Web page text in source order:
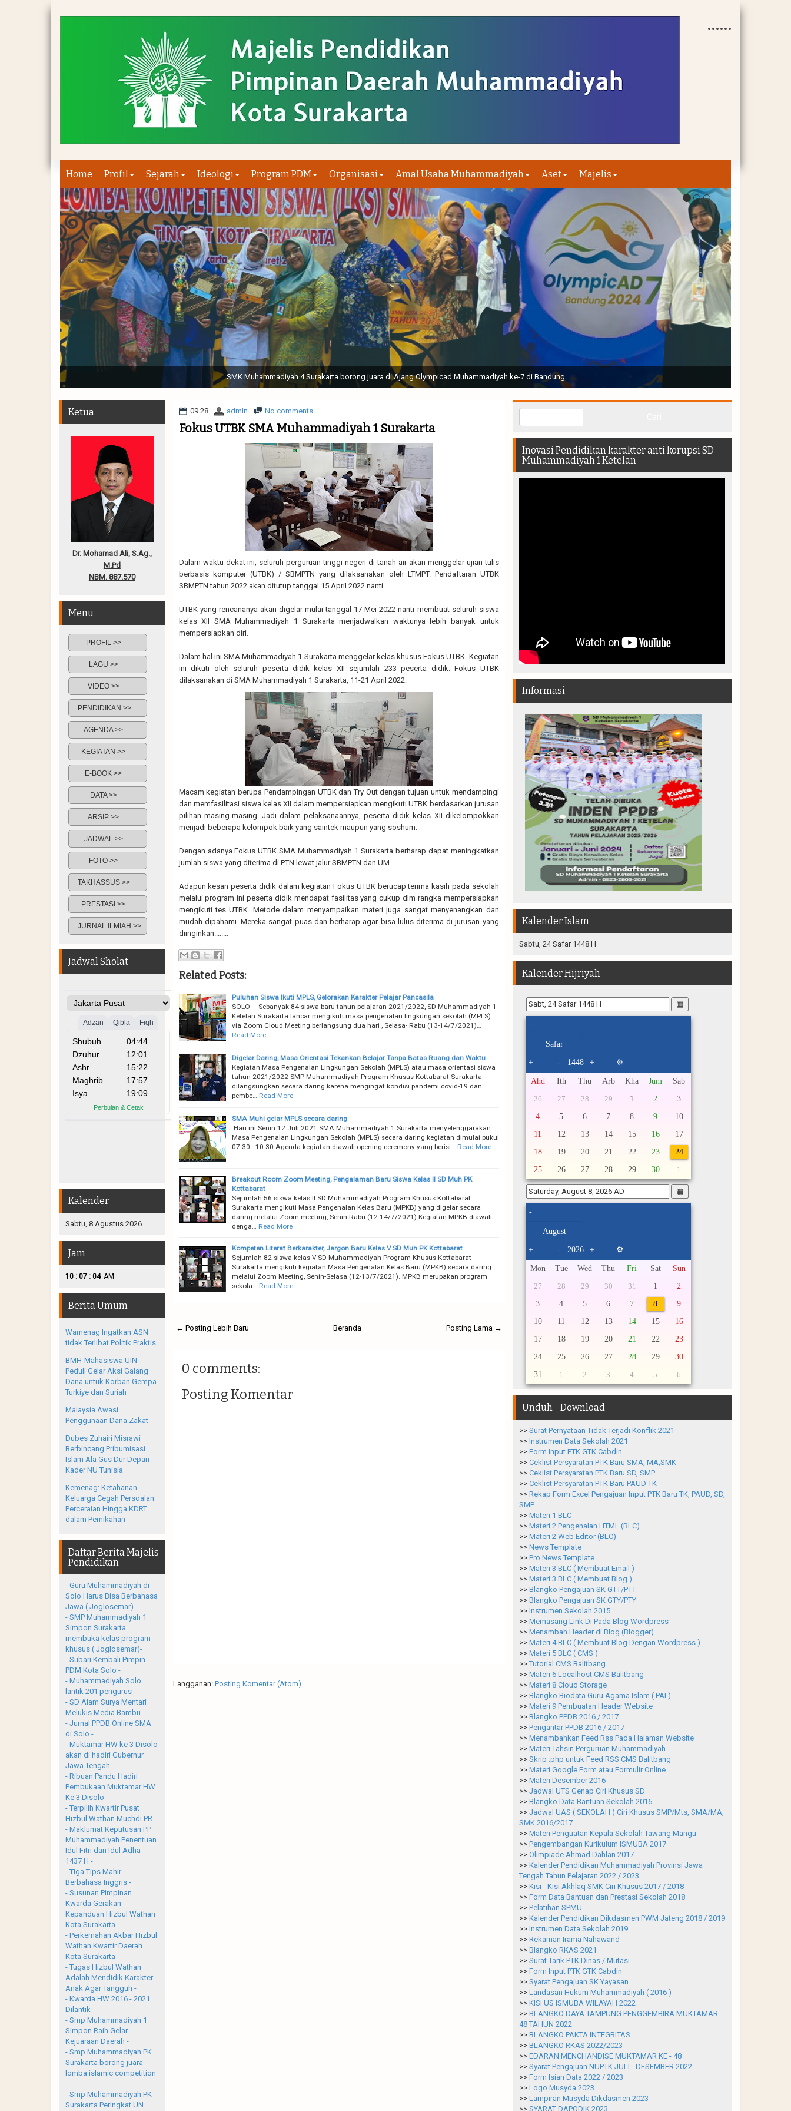
Home Profil Sejarah Ideologi Program PDM Organisasi Amal Usaha Muhammadiyah Aset Majelis
Sabtu, 19 November 2022. (dari kiri) Pertunjukan Tapak Suci Perguruan Muhammadiyah ( TSPM ) di Stadion Manahan Solo || Ir. H. Joko Widodo selaku Presiden RI membuka Acara Muktamar
Muhammadiyah 48 || Pertunjukan bendera dan tari memukau seluruh Muktamar dan Muktamirin yang hadir di dalam stadion
09.28 admin No comments
Fokus UTBK SMA Muhammadiyah 1 Surakarta
Dalam waktu dekat ini, seluruh perguruan tinggi negeri di tanah air akan menggelar ujian tulis
berbasis komputer (UTBK) / SBMPTN yang dilaksanakan oleh LTMPT. Pendaftaran UTBK
SBMPTN tahun 2022 akan ditutup tanggal 15 April 2022 nanti.
UTBK yang rencananya akan digelar mulai tanggal 17 Mei 2022 nanti membuat seluruh siswa
kelas XII SMA Muhammadiyah 1 Surakarta menjadwalkan waktunya lebih banyak untuk
mempersiapkan diri.
Dalam hal ini SMA Muhammadiyah 1 Surakarta menggelar kelas khusus Fokus UTBK. Kegiatan
ini dikuti oleh seluruh peserta didik kelas XII sejumlah 233 peserta didik. Fokus UTBK
dilaksanakan di SMA Muhammadiyah 1 Surakarta, 11-21 April 2022.
Macam kegiatan berupa Pendampingan UTBK dan Try Out dengan tujuan untuk mendampingi
dan memfasilitasi siswa kelas XII dalam mempersiapkan mengikuti UTBK berdasarkan jurusan
pilihan masing-masing. Jadi dalam pelaksanaannya, peserta didik kelas XII dikelompokkan
menjadi beberapa kelompok baik yang saintek maupun yang soshum.
Dengan adanya Fokus UTBK SMA Muhammadiyah 1 Surakarta berharap dapat meningkatkan
jumlah siswa yang diterima di PTN lewat jalur SBMPTN dan UM.
Adapun kesan peserta didik dalam kegiatan Fokus UTBK berucap terima kasih pada sekolah
melalui program ini peserta didik mendapat fasilitas yang cukup dlm rangka mempersiapkan
mengikuti tes UTBK. Metode dalam menyampaikan materi juga sangat menyenangkan dan
mudah dipahami. Mereka sangat puas dan berharap agar bisa lulus diterima di jurusan yang
diinginkan........
Related Posts:
Puluhan Siswa Ikuti MPLS, Gelorakan Karakter Pelajar Pancasila
SOLO – Sebanyak 84 siswa baru tahun pelajaran 2021/2022, SD Muhammadiyah 1
Ketelan Surakarta lancar mengikuti masa pengenalan lingkungan sekolah (MPLS)
via Zoom Cloud Meeting berlangsung dua hari , Selasa- Rabu (13-14/7/2021)…
Read More
Digelar Daring, Masa Orientasi Tekankan Belajar Tanpa Batas Ruang dan Waktu
Kegiatan Masa Pengenalan Lingkungan Sekolah (MPLS) atau masa orientasi siswa
tahun 2021/2022 SMP Muhammadiyah Program Khusus Kottabarat Surakarta
dilangsungkan secara daring karena mengingat kondisi pandemi covid-19 dan
pembe…
Read More
SMA Muhi gelar MPLS secara daring
Hari ini Senin 12 Juli 2021 SMA Muhammadiyah 1 Surakarta menyelenggarakan
Masa Pengenalan Lingkungan Sekolah (MPLS) secara daring kegiatan dimulai pukul
07.30 - 10.30 Agenda kegiatan diawali opening ceremony yang berisi…
Read More
Breakout Room Zoom Meeting, Pengalaman Baru Siswa Kelas II SD Muh PK
Kottabarat
Sejumlah 56 siswa kelas II SD Muhammadiyah Program Khusus Kottabarat
Surakarta mengikuti Masa Pengenalan Kelas Baru (MPKB) yang digelar secara
daring melalui Zoom meeting, Senin-Rabu (12-14/7/2021).Kegiatan MPKB diawali
denga…
Read More
Kompeten Literat Berkarakter, Jargon Baru Kelas V SD Muh PK Kottabarat
Sejumlah 82 siswa kelas V SD Muhammadiyah Program Khusus Kottabarat
Surakarta mengikuti kegiatan Masa Pengenalan Kelas Baru (MPKB) secara daring
melalui Zoom Meeting, Senin-Selasa (12-13/7/2021). MPKB merupakan program
sekola…
Read More
← Posting Lebih Baru Posting Lama →
Beranda
0 comments:
Posting Komentar
Langganan: Posting Komentar (Atom)
Ketua
Dr. Mohamad Ali, S.Ag.,
M.Pd
NBM. 887.570
Menu
PROFIL >>
LAGU >>
VIDEO >>
PENDIDIKAN >>
AGENDA >>
KEGIATAN >>
E-BOOK >>
DATA >>
ARSIP >>
JADWAL >>
FOTO >>
TAKHASSUS >>
PRESTASI >>
JURNAL ILMIAH >>
Jadwal Sholat
Kalender
Sabtu, 8 Agustus 2026
Jam
10 : 07 : 05 AM
Berita Umum
Wamenag Ingatkan ASN
tidak Terlibat Politik Praktis
BMH-Mahasiswa UIN
Peduli Gelar Aksi Galang
Dana untuk Korban Gempa
Turkiye dan Suriah
Malaysia Awasi
Penggunaan Dana Zakat
Dubes Zuhairi Misrawi
Berbincang Pribumisasi
Islam Ala Gus Dur Depan
Kader NU Tunisia
Kemenag: Ketahanan
Keluarga Cegah Persoalan
Perceraian Hingga KDRT
dalam Pernikahan
Daftar Berita Majelis
Pendidikan
- Guru Muhammadiyah di
Solo Harus Bisa Berbahasa
Jawa ( Joglosemar)-
- SMP Muhammadiyah 1
Simpon Surakarta
membuka kelas program
khusus ( Joglosemar)-
- Subari Kembali Pimpin
PDM Kota Solo -
- Muhammadiyah Solo
lantik 201 pengurus -
- SD Alam Surya Mentari
Melukis Media Bambu -
- Jurnal PPDB Online SMA
di Solo -
- Muktamar HW ke 3 Disolo
akan di hadiri Gubernur
Jawa Tengah -
- Ribuan Pandu Hadiri
Pembukaan Muktamar HW
Ke 3 Disolo -
- Terpilih Kwartir Pusat
Hizbul Wathan Muchdi PR -
- Maklumat Keputusan PP
Muhammadiyah Penentuan
Idul Fitri dan Idul Adha
1437 H -
- Tiga Tips Mahir
Berbahasa Inggris -
- Susunan Pimpinan
Kwarda Gerakan
Kepanduan Hizbul Wathan
Kota Surakarta -
- Perkemahan Akbar Hizbul
Wathan Kwartir Daerah
Kota Surakarta -
- Tugas Hizbul Wathan
Adalah Mendidik Karakter
Anak Agar Tangguh -
- Kwarda HW 2016 - 2021
Dilantik -
- Smp Muhammadiyah 1
Simpon Raih Gelar
Kejuaraan Daerah -
- Smp Muhammadiyah PK
Surakarta borong juara
lomba islamic competition
-
- Smp Muhammadiyah PK
Surakarta Peringkat UN
Inovasi Pendidikan karakter anti korupsi SD
Muhammadiyah 1 Ketelan
Informasi
Kalender Islam
Sabtu, 24 Safar 1448 H
Kalender Hijriyah
▦
-
+ - + ⚙
Ahd Ith Thu Arb Kha Jum Sab
26 27 28 29 1 2
3
4
5 6 7 8 9
10
11
12 13 14 15 16
17
18
19 20 21 22 23
24
25
26 27 28 29 30 1
▦
-
+ - + ⚙
Mon Tue Wed Thu Fri Sat Sun
27 28 29 30 31 1
2
3
4 5 6 7 8
9
10
11 12 13 14 15
16
17
18 19 20 21 22
23
24
25 26 27 28 29
30
31
1 2 3 4 5 6
Unduh - Download
>> Surat Pernyataan Tidak Terjadi Konflik 2021
>> Instrumen Data Sekolah 2021
>> Form Input PTK GTK Cabdin
>> Ceklist Persyaratan PTK Baru SMA, MA,SMK
>> Ceklist Persyaratan PTK Baru SD, SMP
>> Ceklist Persyaratan PTK Baru PAUD TK
>> Rekap Form Excel Pengajuan Input PTK Baru TK, PAUD, SD,
SMP
>> Materi 1 BLC
>> Materi 2 Pengenalan HTML (BLC)
>> Materi 2 Web Editor (BLC)
>> News Template
>> Pro News Template
>> Materi 3 BLC ( Membuat Email )
>> Materi 3 BLC ( Membuat Blog )
>> Blangko Pengajuan SK GTT/PTT
>> Blangko Pengajuan SK GTY/PTY
>> Instrumen Sekolah 2015
>> Memasang Link Di Pada Blog Wordpress
>> Menambah Header di Blog (Blogger)
>> Materi 4 BLC ( Membuat Blog Dengan Wordpress )
>> Materi 5 BLC ( CMS )
>> Tutorial CMS Balitbang
>> Materi 6 Localhost CMS Balitbang
>> Materi 8 Cloud Storage
>> Blangko Biodata Guru Agama Islam ( PAI )
>> Materi 9 Pembuatan Header Website
>> Blangko PPDB 2016 / 2017
>> Pengantar PPDB 2016 / 2017
>> Menambahkan Feed Rss Pada Halaman Website
>> Materi Tahsin Perguruan Muhammadiyah
>> Skrip .php untuk Feed RSS CMS Balitbang
>> Materi Google Form atau Formulir Online
>> Materi Desember 2016
>> Jadwal UTS Genap Ciri Khusus SD
>> Blangko Data Bantuan Sekolah 2016
>> Jadwal UAS ( SEKOLAH ) Ciri Khusus SMP/Mts, SMA/MA,
SMK 2016/2017
>> Materi Penguatan Kepala Sekolah Tawang Mangu
>> Pengembangan Kurikulum ISMUBA 2017
>> Olimpiade Ahmad Dahlan 2017
>> Kalender Pendidikan Muhammadiyah Provinsi Jawa
Tengah Tahun Pelajaran 2022 / 2023
>> Kisi - Kisi Akhlaq SMK Ciri Khusus 2017 / 2018
>> Form Data Bantuan dan Prestasi Sekolah 2018
>> Pelatihan SPMU
>> Kalender Pendidikan Dikdasmen PWM Jateng 2018 / 2019
>> Instrumen Data Sekolah 2019
>> Rekaman Irama Nahawand
>> Blangko RKAS 2021
>> Surat Tarik PTK Dinas / Mutasi
>> Form Input PTK GTK Cabdin
>> Syarat Pengajuan SK Yayasan
>> Landasan Hukum Muhammadiyah ( 2016 )
>> KISI US ISMUBA WILAYAH 2022
>> BLANGKO DAYA TAMPUNG PENGGEMBIRA MUKTAMAR
48 TAHUN 2022
>> BLANGKO PAKTA INTEGRITAS
>> BLANGKO RKAS 2022/2023
>> EDARAN MENCHANDISE MUKTAMAR KE - 48
>> Syarat Pengajuan NUPTK JULI - DESEMBER 2022
>> Form Isian Data 2022 / 2023
>> Logo Musyda 2023
>> Lampiran Musyda Dikdasmen 2023
>> SYARAT DAPODIK 2023